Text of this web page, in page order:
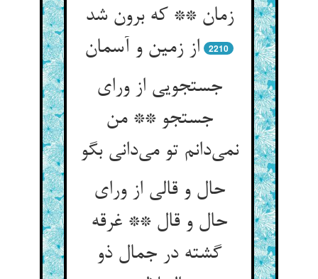
زمان ** که برون شد
2210
جستجویی از ورای
جستجو ** من
نمی‌‌دانم تو می‌‌دانی بگو
حال و قالی از ورای
حال و قال ** غرقه
گشته در جمال ذو